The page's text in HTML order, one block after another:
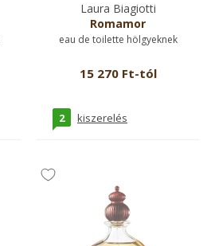
Laura Biagiotti
Romamor
eau de toilette hölgyeknek
15 270 Ft-tól
2 kiszerelés